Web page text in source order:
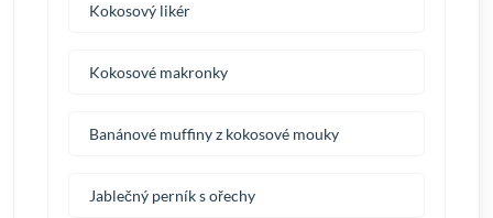
Kokosový likér
Kokosové makronky
Banánové muffiny z kokosové mouky
Jablečný perník s ořechy